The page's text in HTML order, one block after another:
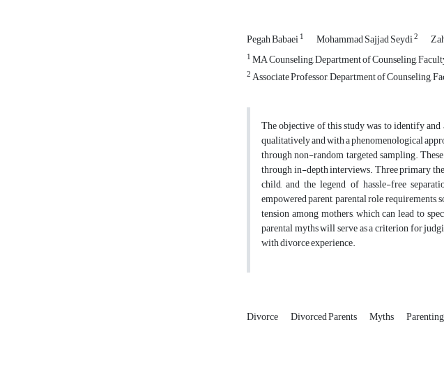
Pegah Babaei1 Mohammad Sajjad Seydi2
1MA Counseling, Department of Counseling,
2Associate Professor, Department of Counseling,
The objective of this study was to identify
qualitatively and with a phenomenological
through non-random targeted sampling.
through in-depth interviews. Three primary
child, and the legend of hassle-free
empowered parent, parental role
tension among mothers, which can lead to
parental myths will serve as a criterion for
with divorce experience.
Divorce Divorced Parents Myths Parenting